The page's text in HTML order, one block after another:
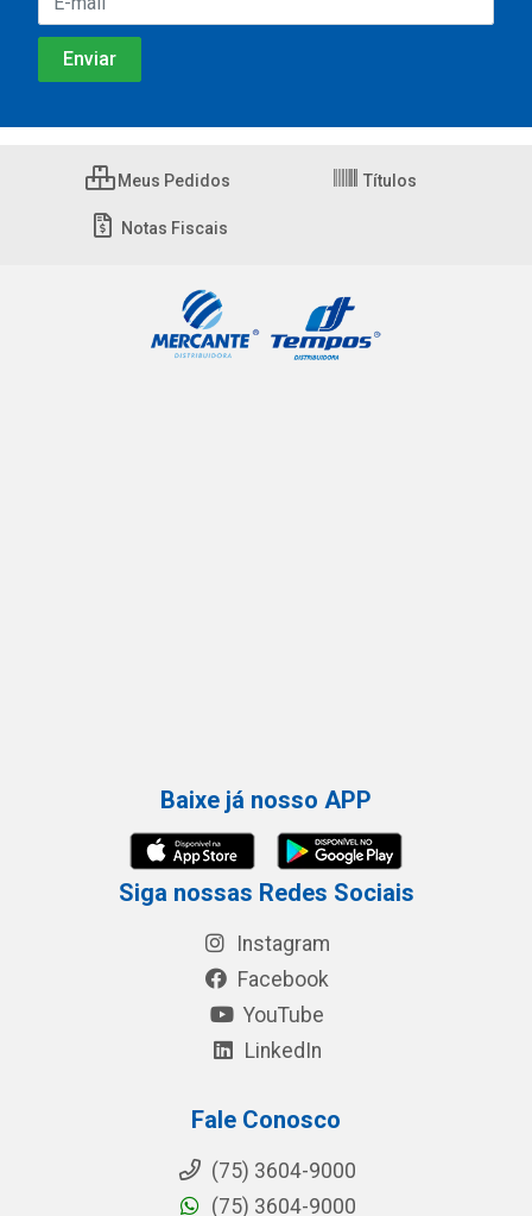
Meus Pedidos Títulos
Notas Fiscais
Baixe já nosso APP
Siga nossas Redes Sociais
Instagram
Facebook
YouTube
LinkedIn
Fale Conosco
(75) 3604-9000
(75) 3604-9000